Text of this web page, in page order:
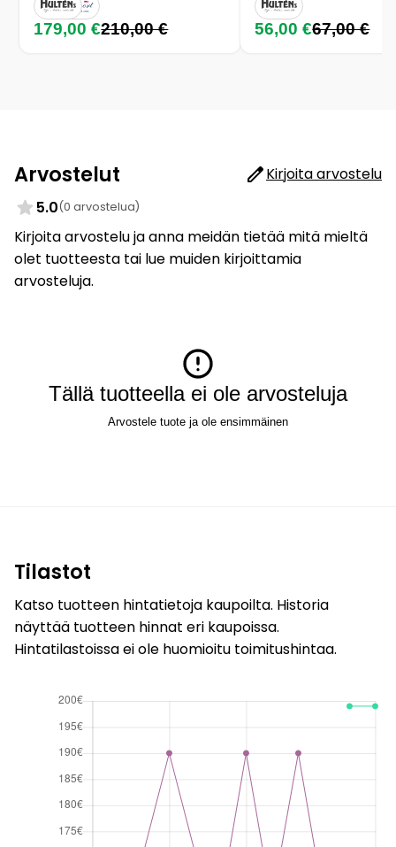
179,00 €210,00 € 56,00 €67,00 €
Arvostelut
Kirjoita arvostelu
5.0(0 arvostelua)
Kirjoita arvostelu ja anna meidän tietää mitä mieltä
olet tuotteesta tai lue muiden kirjoittamia
arvosteluja.
Tällä tuotteella ei ole arvosteluja
Arvostele tuote ja ole ensimmäinen
Tilastot
Katso tuotteen hintatietoja kaupoilta. Historia
näyttää tuotteen hinnat eri kaupoissa.
Hintatilastoissa ei ole huomioitu toimitushintaa.